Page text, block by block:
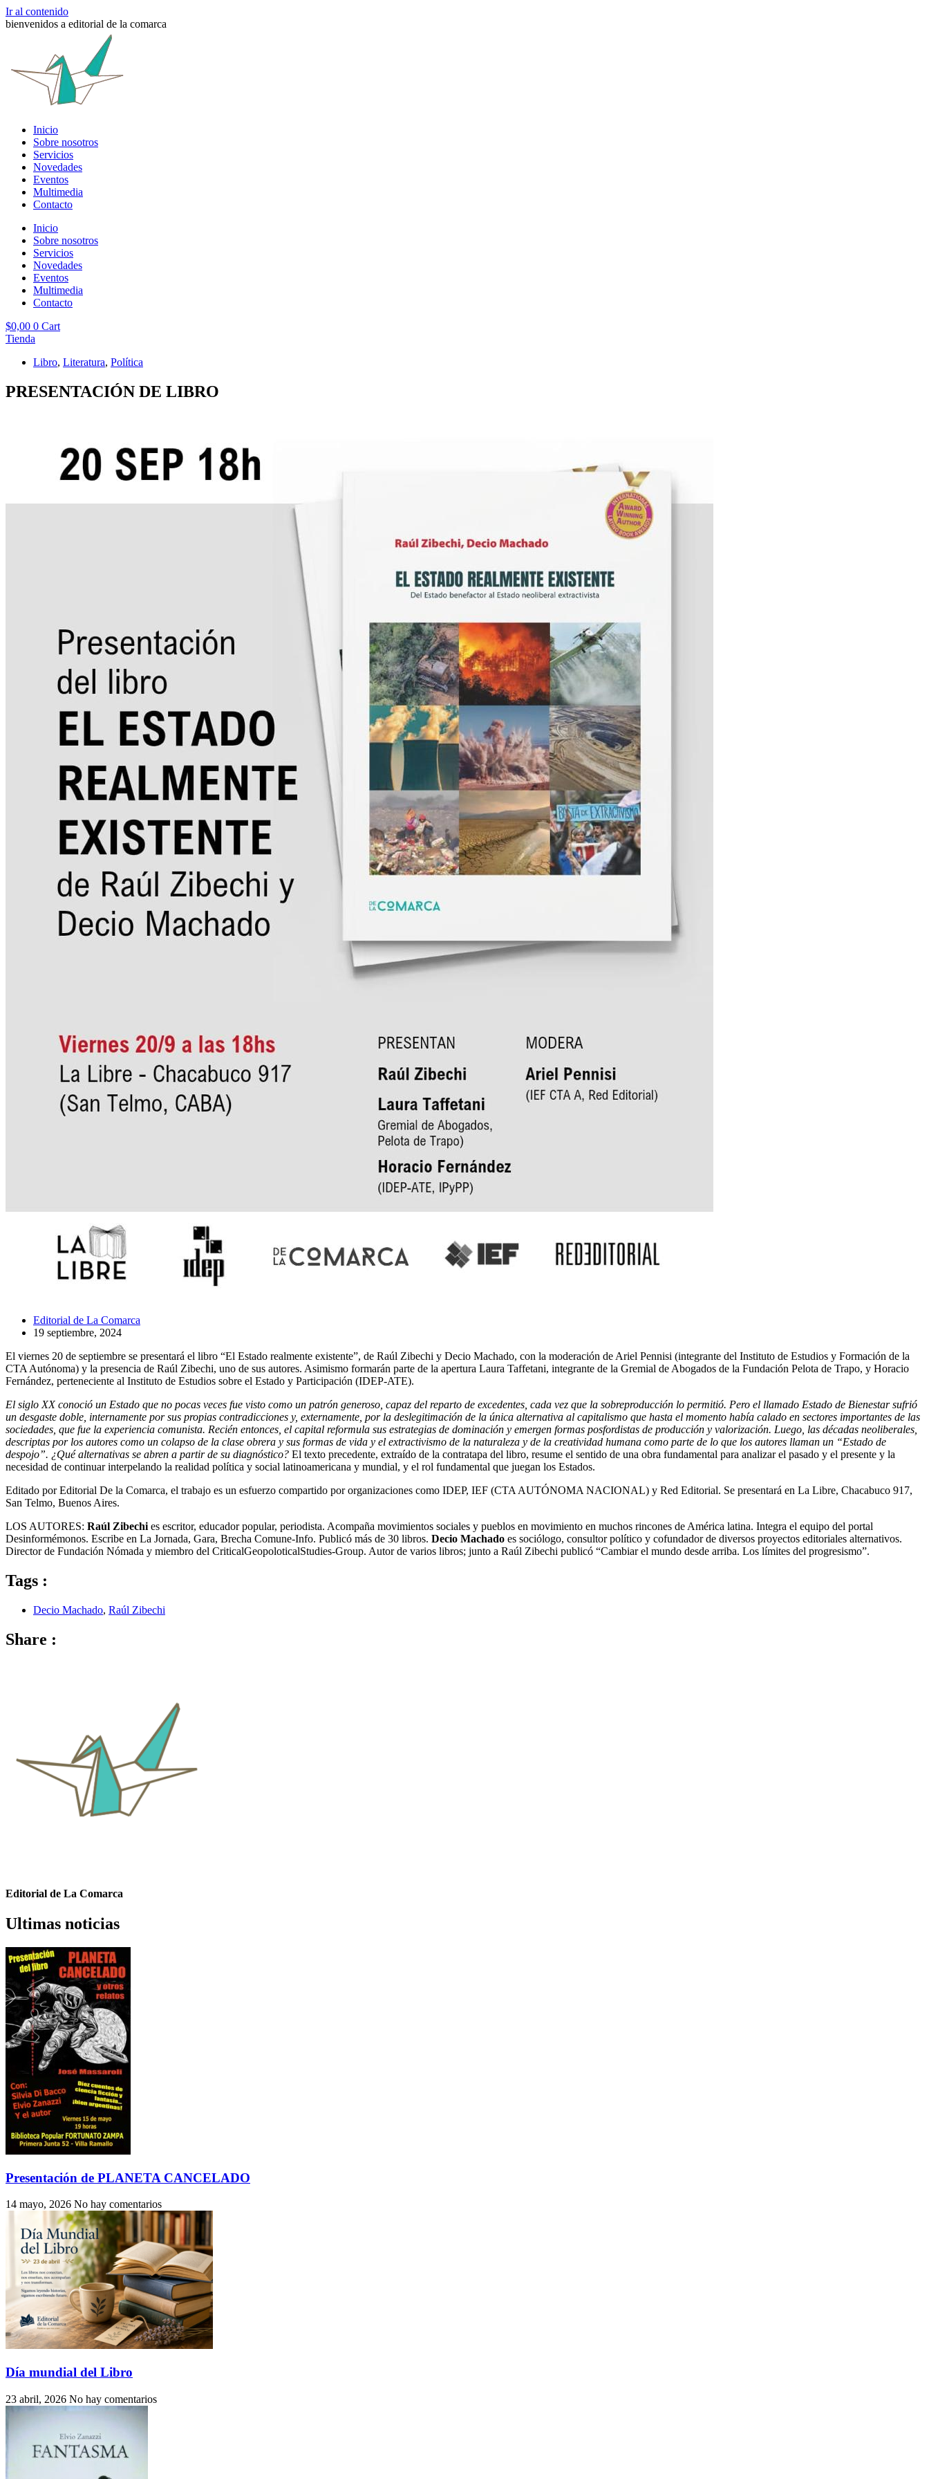
Ir al contenido
bienvenidos a editorial de la comarca
Inicio
Sobre nosotros
Servicios
Novedades
Eventos
Multimedia
Contacto
Inicio
Sobre nosotros
Servicios
Novedades
Eventos
Multimedia
Contacto
$0,00 0 Cart
Tienda
Libro, Literatura, Política
PRESENTACIÓN DE LIBRO
Editorial de La Comarca
19 septiembre, 2024
El viernes 20 de septiembre se presentará el libro “El Estado realmente existente”, de Raúl Zibechi y Decio Machado, con la moderación de Ariel Pennisi (integrante del Instituto de Estudios y Formación de la
CTA Autónoma) y la presencia de Raúl Zibechi, uno de sus autores. Asimismo formarán parte de la apertura Laura Taffetani, integrante de la Gremial de Abogados de la Fundación Pelota de Trapo, y Horacio
Fernández, perteneciente al Instituto de Estudios sobre el Estado y Participación (IDEP-ATE).
El siglo XX conoció un Estado que no pocas veces fue visto como un patrón generoso, capaz del reparto de excedentes, cada vez que la sobreproducción lo permitió. Pero el llamado Estado de Bienestar sufrió
un desgaste doble, internamente por sus propias contradicciones y, externamente, por la deslegitimación de la única alternativa al capitalismo que hasta el momento había calado en sectores importantes de las
sociedades, que fue la experiencia comunista. Recién entonces, el capital reformula sus estrategias de dominación y emergen formas posfordistas de producción y valorización. Luego, las décadas neoliberales,
descriptas por los autores como un colapso de la clase obrera y sus formas de vida y el extractivismo de la naturaleza y de la creatividad humana como parte de lo que los autores llaman un “Estado de
despojo”. ¿Qué alternativas se abren a partir de su diagnóstico? El texto precedente, extraído de la contratapa del libro, resume el sentido de una obra fundamental para analizar el pasado y el presente y la
necesidad de continuar interpelando la realidad política y social latinoamericana y mundial, y el rol fundamental que juegan los Estados.
Editado por Editorial De la Comarca, el trabajo es un esfuerzo compartido por organizaciones como IDEP, IEF (CTA AUTÓNOMA NACIONAL) y Red Editorial. Se presentará en La Libre, Chacabuco 917,
San Telmo, Buenos Aires.
LOS AUTORES: Raúl Zibechi es escritor, educador popular, periodista. Acompaña movimientos sociales y pueblos en movimiento en muchos rincones de América latina. Integra el equipo del portal
Desinformémonos. Escribe en La Jornada, Gara, Brecha Comune-Info. Publicó más de 30 libros. Decio Machado es sociólogo, consultor político y cofundador de diversos proyectos editoriales alternativos.
Director de Fundación Nómada y miembro del CriticalGeopoloticalStudies-Group. Autor de varios libros; junto a Raúl Zibechi publicó “Cambiar el mundo desde arriba. Los límites del progresismo”.
Tags :
Decio Machado, Raúl Zibechi
Share :
Editorial de La Comarca
Ultimas noticias
Presentación de PLANETA CANCELADO
14 mayo, 2026 No hay comentarios
Día mundial del Libro
23 abril, 2026 No hay comentarios